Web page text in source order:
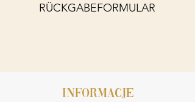
RÜCKGABEFORMULAR
INFORMACJE